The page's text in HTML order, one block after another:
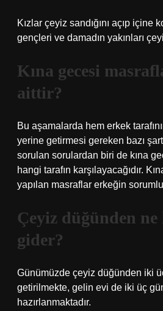
Kızlar çeyiz sandığını açıp içine
gençleri ve damadın yakınları
Kına gecesi
aittir?
Bu aşamalarda hem erkek
yerine getirmesi gereken bazı
sorulan sorulardan biri de kına
hangi tarafın karşılayacağıdır.
yapılan masraflar erkeğin
Çeyiz düğünden ne
gider?
Günümüzde çeyiz düğünden iki
getirilmekte, gelin evi de iki üç
hazırlanmaktadır.